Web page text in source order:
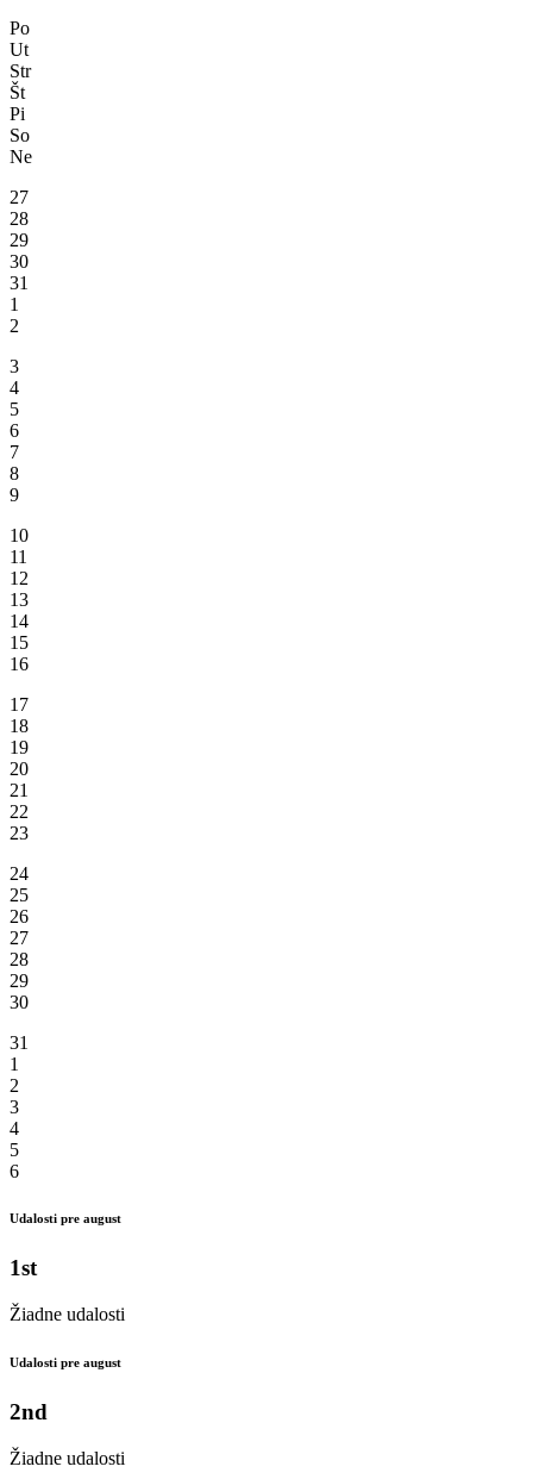
Po
Ut
Str
Št
Pi
So
Ne
27
28
29
30
31
1
2
3
4
5
6
7
8
9
10
11
12
13
14
15
16
17
18
19
20
21
22
23
24
25
26
27
28
29
30
31
1
2
3
4
5
6
Udalosti pre august
1st
Žiadne udalosti
Udalosti pre august
2nd
Žiadne udalosti